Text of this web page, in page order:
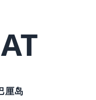
厘岛